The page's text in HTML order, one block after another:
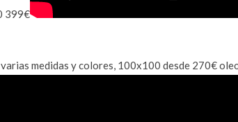
399€
medidas y colores, 100x100 desde 270€